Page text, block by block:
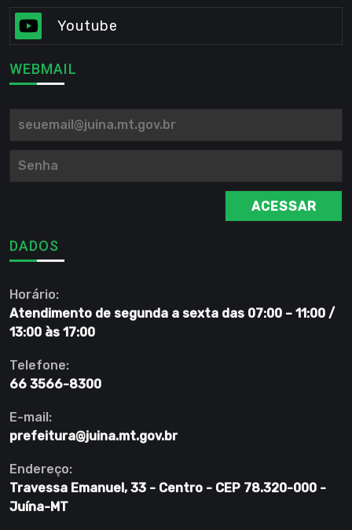
Youtube
WEBMAIL
ACESSAR
DADOS
Horário:
Atendimento de segunda a sexta das 07:00 – 11:00 /
13:00 às 17:00
Telefone:
66 3566-8300
E-mail:
prefeitura@juina.mt.gov.br
Endereço:
Travessa Emanuel, 33 - Centro - CEP 78.320-000 -
Juína-MT